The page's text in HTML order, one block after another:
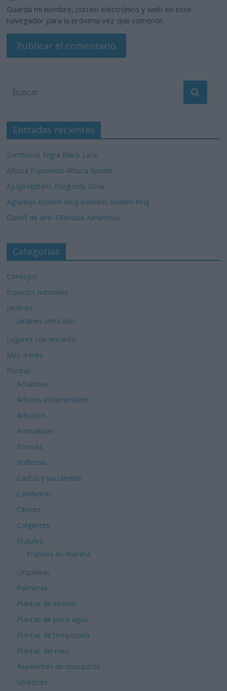
Guarda mi nombre, correo electrónico y web en este
navegador para la próxima vez que comente.
Entradas recientes
Sambucus Nigra Black Lace
Albuca Espiralada-Albuca Spiralis
Ajuga reptans Burgundy Glow
Agradejo Golden Ring-Berberis Golden Ring
Clavell de aire-Tillandsia Aeranthos
Categorías
Consejos
Espacios naturales
Jardines
Jardines verticales
Lugares con encanto
Mes a mes
Plantas
Acuáticas
Árboles ornamentales
Arbustos
Aromáticas
Bonsáis
Bulbosas
Cactus y suculentas
Carnívoras
Cítricos
Colgantes
Frutales
Frutales en maceta
Orquídeas
Palmeras
Plantas de interior
Plantas de poca agua
Plantas de temporada
Plantas del mes
Repelentes de mosquitos
Silvestres